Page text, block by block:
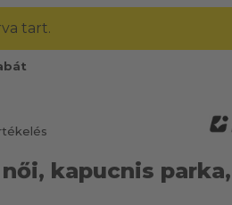
tart.
kapucnis parka,